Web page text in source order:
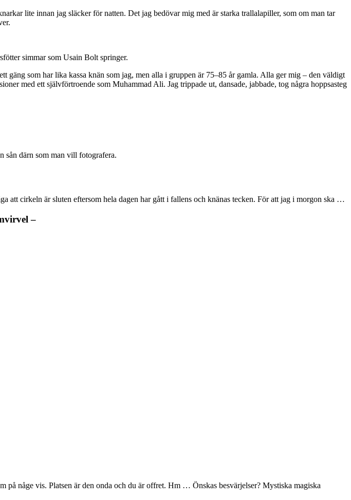
lite innan jag släcker för natten. Det jag bedövar mig med är starka trallalapiller, som om man tar
simmar som Usain Bolt springer.
gäng som har lika kassa knän som jag, men alla i gruppen är 75–85 år gamla. Alla ger mig – den väldigt
med ett självförtroende som Muhammad Ali. Jag trippade ut, dansade, jabbade, tog några hoppsasteg
sån därn som man vill fotografera.
att cirkeln är sluten eftersom hela dagen har gått i fallens och knänas tecken. För att jag i morgon ska …
–
på någe vis. Platsen är den onda och du är offret. Hm … Önskas besvärjelser? Mystiska magiska